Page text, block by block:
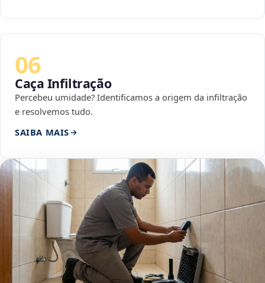
06
Caça Infiltração
Percebeu umidade? Identificamos a origem da infiltração
e resolvemos tudo.
SAIBA MAIS